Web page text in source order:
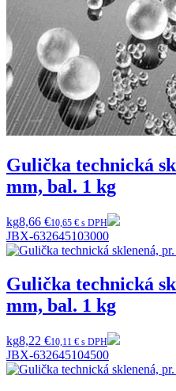
Gulička technická
mm, bal. 1 kg
kg8,66 €10,65 € s DPH
JBX-632645103000
Gulička technická
mm, bal. 1 kg
kg8,22 €10,11 € s DPH
JBX-632645104500